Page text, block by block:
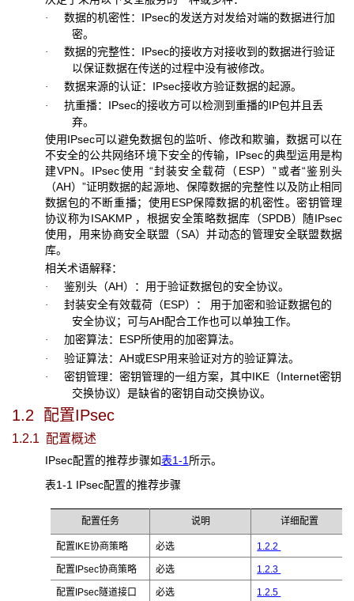
· 数据的机密性：IPsec的发送方对发给对端的数据进行加
密。
· 数据的完整性：IPsec的接收方对接收到的数据进行验证
以保证数据在传送的过程中没有被修改。
· 数据来源的认证：IPsec接收方验证数据的起源。
· 抗重播：IPsec的接收方可以检测到重播的IP包并且丢
弃。
使用IPsec可以避免数据包的监听、修改和欺骗，数据可以在
不安全的公共网络环境下安全的传输，IPsec的典型运用是构
建VPN。IPsec使用 “封装安全载荷（ESP）”或者“鉴别头
（AH）”证明数据的起源地、保障数据的完整性以及防止相同
数据包的不断重播；使用ESP保障数据的机密性。密钥管理
协议称为ISAKMP ，根据安全策略数据库（SPDB）随IPsec
使用，用来协商安全联盟（SA）并动态的管理安全联盟数据
库。
相关术语解释：
· 鉴别头（AH）：用于验证数据包的安全协议。
· 封装安全有效载荷（ESP）： 用于加密和验证数据包的
安全协议；可与AH配合工作也可以单独工作。
· 加密算法：ESP所使用的加密算法。
· 验证算法：AH或ESP用来验证对方的验证算法。
· 密钥管理：密钥管理的一组方案，其中IKE（Internet密钥
交换协议）是缺省的密钥自动交换协议。
1.2 配置IPsec
1.2.1 配置概述
IPsec配置的推荐步骤如表1-1所示。
表1-1 IPsec配置的推荐步骤
配置任务 说明 详细配置
配置IKE协商策略 必选 1.2.2
配置IPsec协商策略 必选 1.2.3
配置IPsec隧道接口 必选 1.2.5